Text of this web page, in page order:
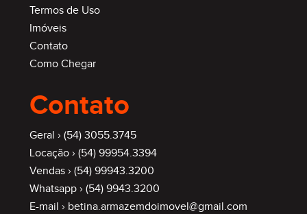
Termos de Uso
Imóveis
Contato
Como Chegar
Contato
Geral › (54) 3055.3745
Locação › (54) 99954.3394
Vendas › (54) 99943.3200
Whatsapp › (54) 9943.3200
E-mail › betina.armazemdoimovel@gmail.com